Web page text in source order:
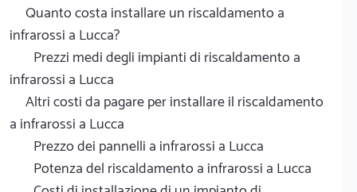
Quanto costa installare un riscaldamento a
infrarossi a Lucca?
Prezzi medi degli impianti di riscaldamento a
infrarossi a Lucca
Altri costi da pagare per installare il riscaldamento
a infrarossi a Lucca
Prezzo dei pannelli a infrarossi a Lucca
Potenza del riscaldamento a infrarossi a Lucca